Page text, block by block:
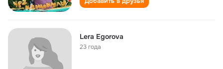
Lera Egorova
23 года